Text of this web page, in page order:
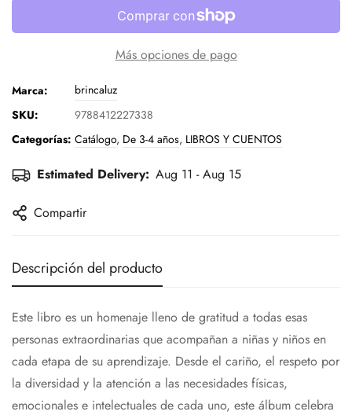
Más opciones de pago
Marca:
brincaluz
SKU:
9788412227338
Categorías: Catálogo, De 3-4 años, LIBROS Y CUENTOS
Estimated Delivery: Aug 11 - Aug 15
Compartir
Descripción del producto
Este libro es un homenaje lleno de gratitud a todas esas
personas extraordinarias que acompañan a niñas y niños en
cada etapa de su aprendizaje. Desde el cariño, el respeto por
la diversidad y la atención a las necesidades físicas,
emocionales e intelectuales de cada uno, este álbum celebra